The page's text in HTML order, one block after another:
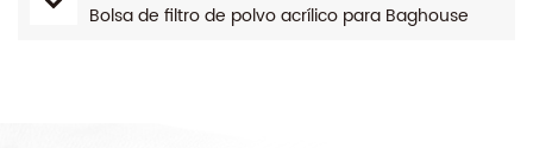
Bolsa de filtro de polvo acrílico para Baghouse